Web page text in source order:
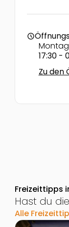
schedule
17:30 -
Zu den
Freizeittipps
Hast du
Alle
Zur